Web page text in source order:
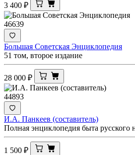
3 400 ₽
46639
Большая Советская Энциклопедия
51 том, второе издание
28 000 ₽
44893
И.А. Панкеев (составитель)
Полная энциклопедия быта русского
1 500 ₽